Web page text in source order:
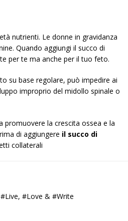
nutrienti. Le donne in gravidanza
Quando aggiungi il succo di
per te ma anche per il tuo feto.
su base regolare, può impedire ai
improprio del midollo spinale o
la crescita ossea e la
di aggiungere il succo di
collaterali
#Love & #Write